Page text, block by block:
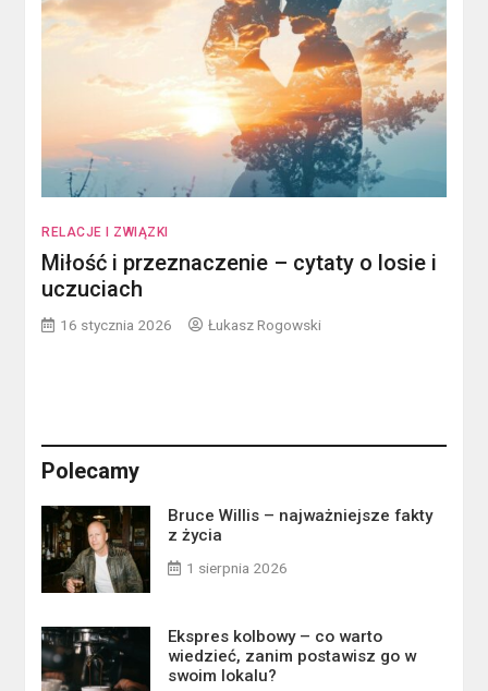
RELACJE I ZWIĄZKI
Miłość i przeznaczenie – cytaty o losie i
uczuciach
16 stycznia 2026 Łukasz Rogowski
Polecamy
Bruce Willis – najważniejsze fakty
z życia
1 sierpnia 2026
Ekspres kolbowy – co warto
wiedzieć, zanim postawisz go w
swoim lokalu?